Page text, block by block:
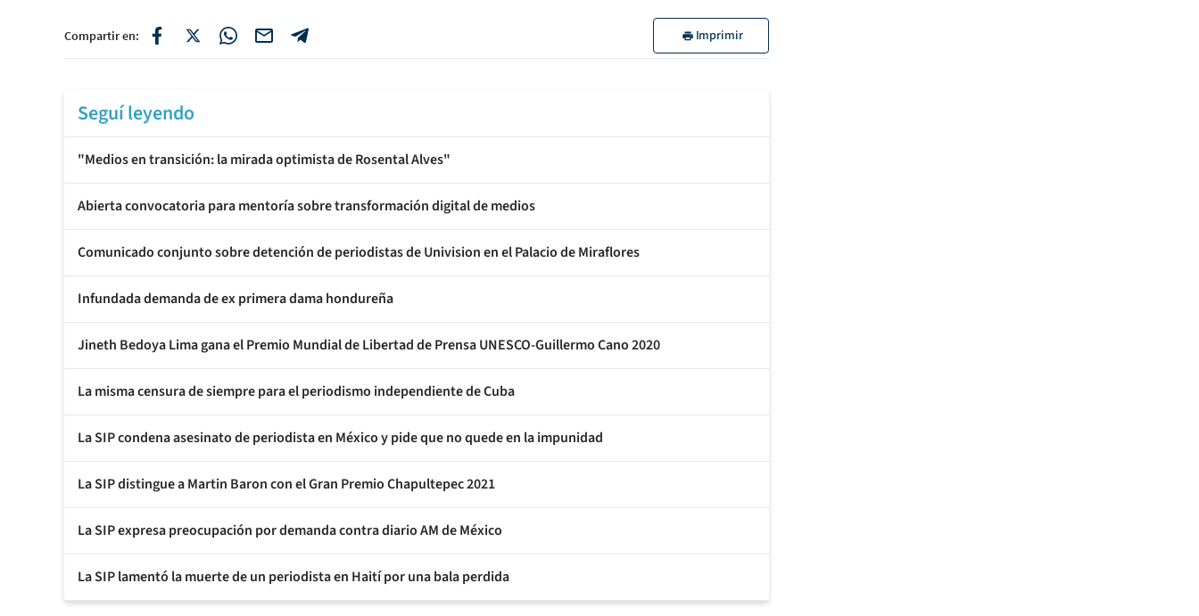
Compartir en: Imprimir
Seguí leyendo
"Medios en transición: la mirada optimista de Rosental Alves"
Abierta convocatoria para mentoría sobre transformación digital de medios
Comunicado conjunto sobre detención de periodistas de Univision en el Palacio de Miraflores
Infundada demanda de ex primera dama hondureña
Jineth Bedoya Lima gana el Premio Mundial de Libertad de Prensa UNESCO-Guillermo Cano 2020
La misma censura de siempre para el periodismo independiente de Cuba
La SIP condena asesinato de periodista en México y pide que no quede en la impunidad
La SIP distingue a Martin Baron con el Gran Premio Chapultepec 2021
La SIP expresa preocupación por demanda contra diario AM de México
La SIP lamentó la muerte de un periodista en Haití por una bala perdida